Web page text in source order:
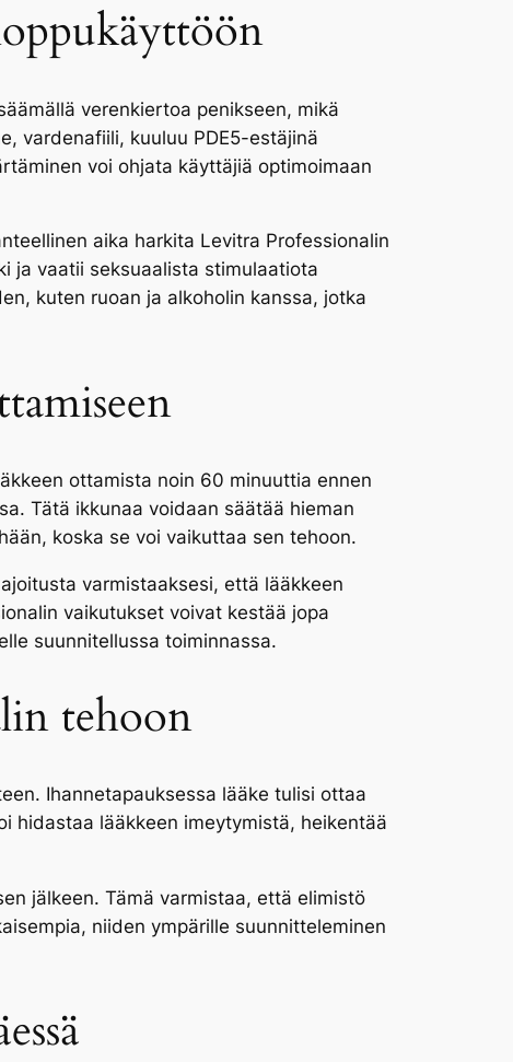
verenkiertoa penikseen, mikä
vardenafiili, kuuluu PDE5-estäjinä
voi ohjata käyttäjiä optimoimaan
aika harkita Levitra Professionalin
ja vaatii seksuaalista stimulaatiota
kuten ruoan ja alkoholin kanssa, jotka
ottamista noin 60 minuuttia ennen
Tätä ikkunaa voidaan säätää hieman
koska se voi vaikuttaa sen tehoon.
varmistaaksesi, että lääkkeen
vaikutukset voivat kestää jopa
suunnitellussa toiminnassa.
tehoon
Ihannetapauksessa lääke tulisi ottaa
hidastaa lääkkeen imeytymistä, heikentää
jälkeen. Tämä varmistaa, että elimistö
niiden ympärille suunnitteleminen